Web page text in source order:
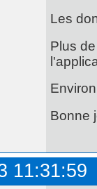
Les
Plus
Bonne
11:31:59